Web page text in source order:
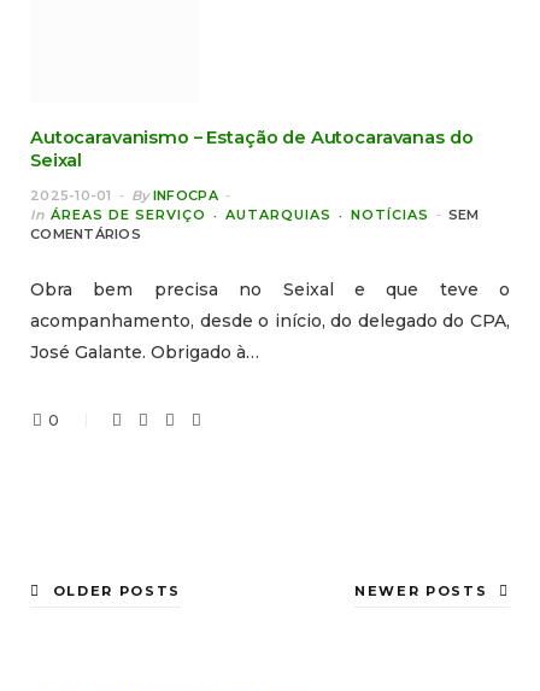
Autocaravanismo – Estação de Autocaravanas do
Seixal
2025-10-01 By INFOCPA
In ÁREAS DE SERVIÇO AUTARQUIAS NOTÍCIAS
SEM
COMENTÁRIOS
Obra bem precisa no Seixal e que teve o
acompanhamento, desde o início, do delegado do CPA,
José Galante. Obrigado à…
0
OLDER POSTS NEWER POSTS